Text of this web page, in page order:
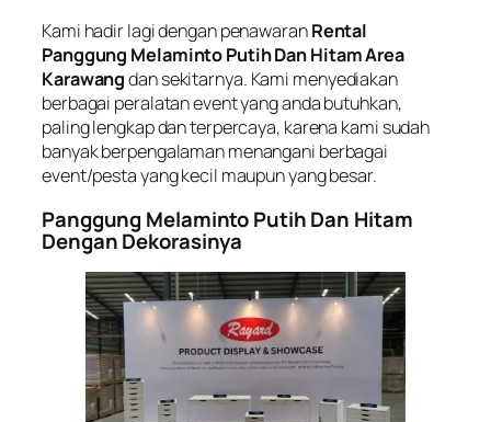
Kami hadir lagi dengan penawaranRental
Panggung Melaminto Putih Dan Hitam Area
Karawangdan sekitarnya. Kami menyediakan
berbagai peralatan event yang anda butuhkan,
paling lengkap dan terpercaya, karena kami sudah
banyak berpengalaman menangani berbagai
event/pesta yang kecil maupun yang besar.
Panggung Melaminto Putih Dan Hitam
Dengan Dekorasinya